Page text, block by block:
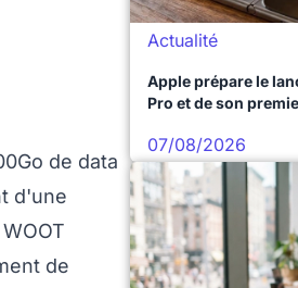
de data
d'une
de
Actualité
Apple prépare le
Pro et de son
07/08/2026